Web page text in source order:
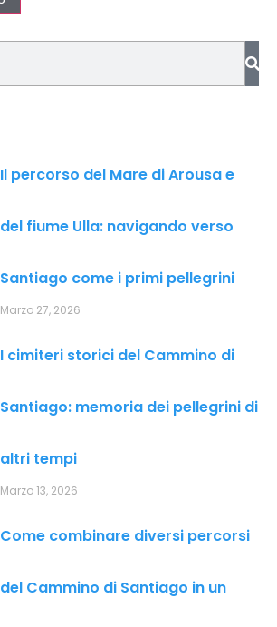
Il percorso del Mare di Arousa e
del fiume Ulla: navigando verso
Santiago come i primi pellegrini
Marzo 27, 2026
I cimiteri storici del Cammino di
Santiago: memoria dei pellegrini di
altri tempi
Marzo 13, 2026
Come combinare diversi percorsi
del Cammino di Santiago in un